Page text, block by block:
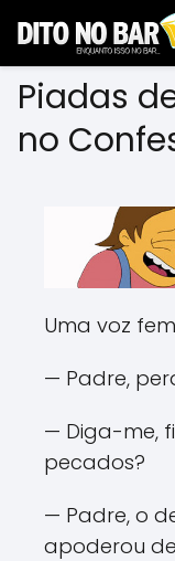
Piadas
no
Uma voz
— Padre,
— Diga-me,
pecados?
— Padre, o
apoderou